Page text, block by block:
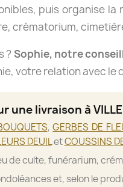
puis organise
crématorium,
? Sophie, notre
votre relation avec le
livraison à
,GERBES DE
DEUILetCOUSSINS
de culte, funérarium,
et, selon le